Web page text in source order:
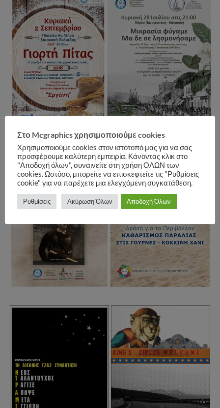
Στο Mcgraphics χρησιμοποιούμε cookies
Χρησιμοποιούμε cookies στον ιστότοπό μας για να σας
προσφέρουμε καλύτερη εμπειρία. Κάνοντας κλικ στο
"Αποδοχή όλων", συναινείτε στη χρήση ΟΛΩΝ των
cookies. Ωστόσο, μπορείτε να επισκεφτείτε τις "Ρυθμίσεις
cookie" για να παρέχετε μια ελεγχόμενη συγκατάθεση.
Ρυθμίσεις Ακύρωση Όλων Αποδοχή Όλων